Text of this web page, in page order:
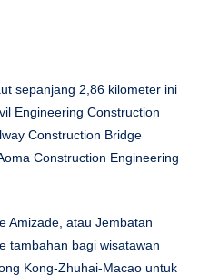
sepanjang 2,86 kilometer ini
Engineering Construction
Construction Bridge
Construction Engineering
Amizade, atau Jembatan
tambahan bagi wisatawan
Kong-Zhuhai-Macao untuk